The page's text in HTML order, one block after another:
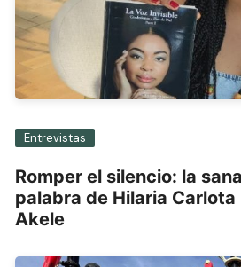
Entrevistas
Romper el silencio: la
palabra de Hilaria Carlota
Akele